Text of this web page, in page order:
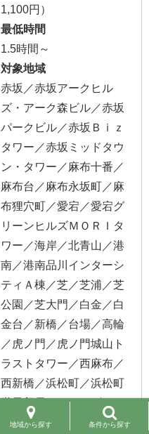
1,100円）
最低時間
1.5時間～
対象地域
赤坂／赤坂アークヒル
ズ・アーク森ビル／赤坂
パークビル／赤坂Ｂｉｚ
タワー／赤坂ミッドタウ
ン・タワー／麻布十番／
麻布台／麻布永坂町／麻
布狸穴町／愛宕／愛宕グ
リーンヒルズＭＯＲＩタ
ワー／海岸／北青山／港
南／港南品川インターシ
ティＡ棟／芝／芝浦／芝
公園／芝大門／白金／白
金台／新橋／台場／高輪
／虎ノ門／虎ノ門城山ト
ラストタワー／西麻布／
西新橋／浜松町／浜松町
世界貿易センタービル／
東麻布／東新橋／東新橋